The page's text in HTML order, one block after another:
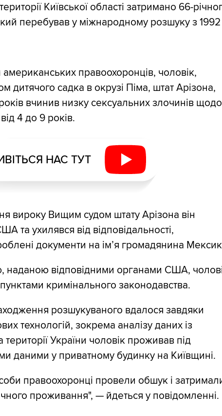
Київської області затримано 66-
перебував у міжнародному розшуку з 1992
американських правоохоронців, чоловік,
дитячого садка в окрузі Піма, штат Арізона,
вчинив низку сексуальних злочинів щодо
4 до 9 років.
НАС ТУТ
вироку Вищим судом штату Арізона він
та ухилявся від відповідальності,
документи на ім’я громадянина
наданою відповідними органами США,
кримінального законодавства.
розшукуваного вдалося завдяки
технологій, зокрема аналізу даних із
України чоловік проживав під
даними у приватному будинку на Київщині.
правоохоронці провели обшук і
проживання", — йдеться у повідомленні.